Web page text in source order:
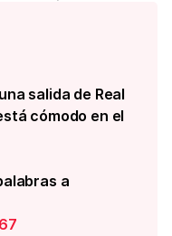
salida de Real
cómodo en el
a